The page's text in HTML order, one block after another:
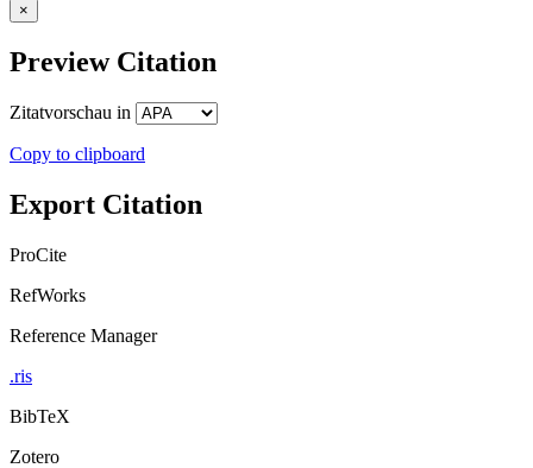
×
Preview Citation
Zitatvorschau in
Copy to clipboard
Export Citation
ProCite
RefWorks
Reference Manager
.ris
BibTeX
Zotero